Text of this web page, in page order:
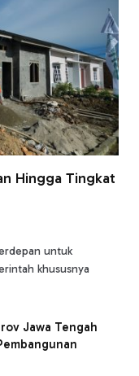
Hingga Tingkat
untuk
khususnya
Jawa Tengah